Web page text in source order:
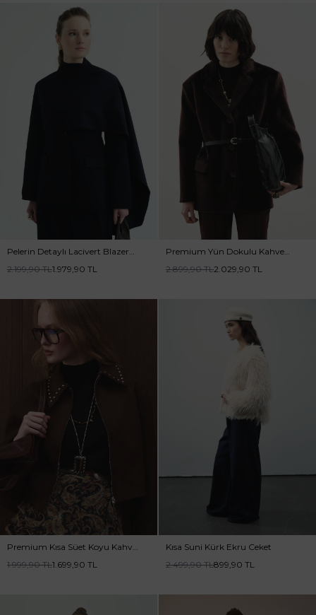
Pelerin Detaylı Lacivert Blazer
2.199,90TL1.979,90 TL
Premium Yün Dokulu Kahve
2.899,90TL2.029,90 TL
Premium Kısa Süet Koyu Kahve
Ceket
1.999,90TL1.699,90 TL
Kısa Suni Kürk Ekru Ceket
2.499,90TL899,90 TL